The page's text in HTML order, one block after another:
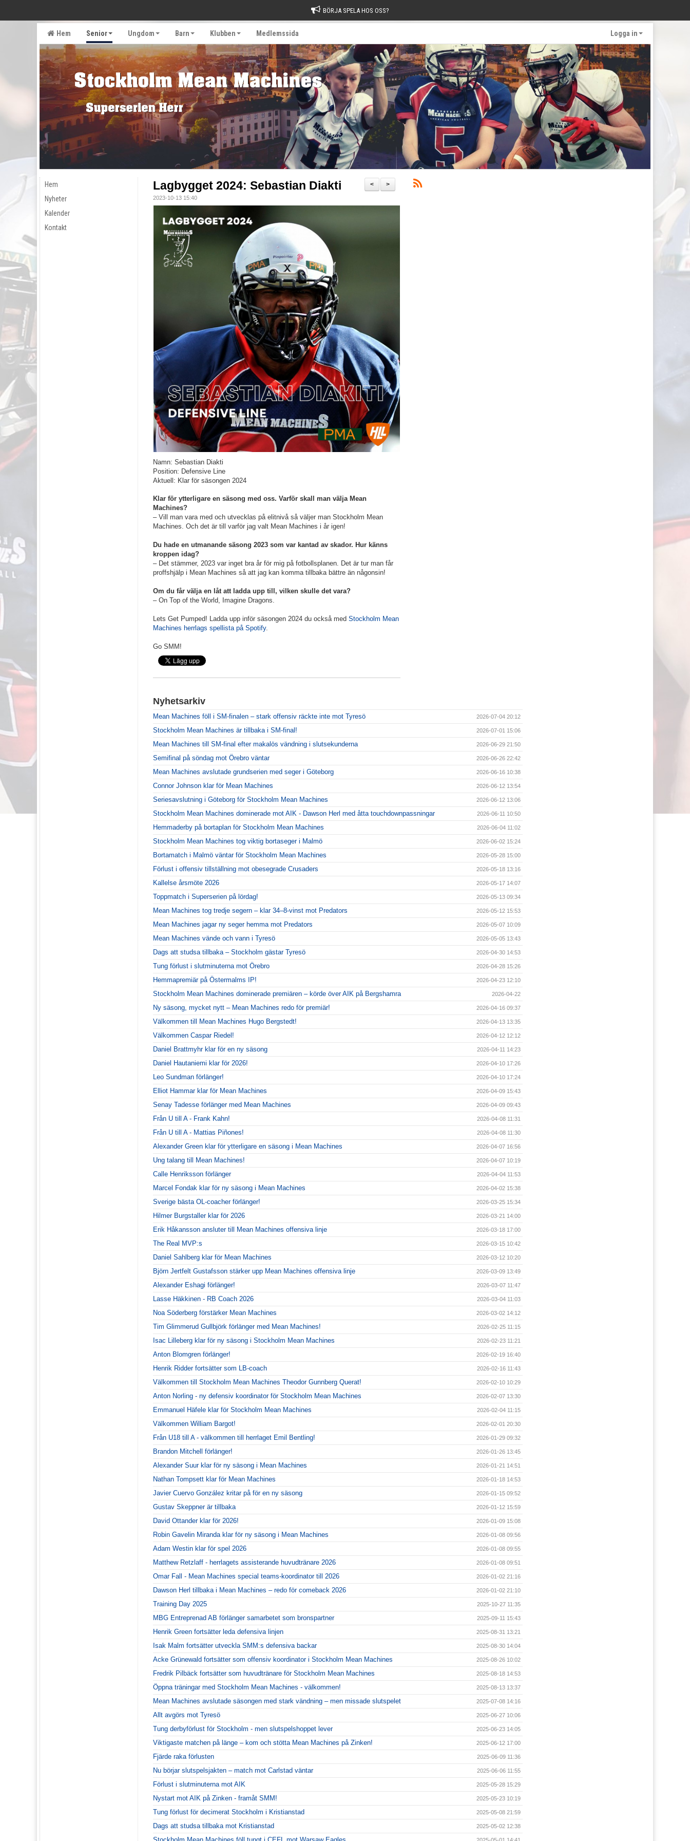
BÖRJA SPELA HOS OSS?
Hem Senior Ungdom Barn Klubben Medlemssida Logga in
Hem
Nyheter
Kalender
Kontakt
>
<
Lagbygget 2024: Sebastian Diakti
2023-10-13 15:40
Namn: Sebastian Diakti
Position: Defensive Line
Aktuell: Klar för säsongen 2024
Klar för ytterligare en säsong med oss. Varför skall man välja Mean
Machines?
– Vill man vara med och utvecklas på elitnivå så väljer man Stockholm Mean
Machines. Och det är till varför jag valt Mean Machines i år igen!
Du hade en utmanande säsong 2023 som var kantad av skador. Hur känns
kroppen idag?
– Det stämmer, 2023 var inget bra år för mig på fotbollsplanen. Det är tur man får
proffshjälp i Mean Machines så att jag kan komma tillbaka bättre än någonsin!
Om du får välja en låt att ladda upp till, vilken skulle det vara?
– On Top of the World, Imagine Dragons.
Lets Get Pumped! Ladda upp inför säsongen 2024 du också med Stockholm Mean
Machines herrlags spellista på Spotify.
Go SMM!
Nyhetsarkiv
Mean Machines föll i SM-finalen – stark offensiv räckte inte mot Tyresö 2026-07-04 20:12
Stockholm Mean Machines är tillbaka i SM-final! 2026-07-01 15:06
Mean Machines till SM-final efter makalös vändning i slutsekunderna 2026-06-29 21:50
Semifinal på söndag mot Örebro väntar 2026-06-26 22:42
Mean Machines avslutade grundserien med seger i Göteborg 2026-06-16 10:38
Connor Johnson klar för Mean Machines 2026-06-12 13:54
Seriesavslutning i Göteborg för Stockholm Mean Machines 2026-06-12 13:06
Stockholm Mean Machines dominerade mot AIK - Dawson Herl med åtta touchdownpassningar 2026-06-11 10:50
Hemmaderby på bortaplan för Stockholm Mean Machines 2026-06-04 11:02
Stockholm Mean Machines tog viktig bortaseger i Malmö 2026-06-02 15:24
Bortamatch i Malmö väntar för Stockholm Mean Machines 2026-05-28 15:00
Förlust i offensiv tillställning mot obesegrade Crusaders 2026-05-18 13:16
Kallelse årsmöte 2026 2026-05-17 14:07
Toppmatch i Superserien på lördag! 2026-05-13 09:34
Mean Machines tog tredje segern – klar 34–8-vinst mot Predators 2026-05-12 15:53
Mean Machines jagar ny seger hemma mot Predators 2026-05-07 10:09
Mean Machines vände och vann i Tyresö 2026-05-05 13:43
Dags att studsa tillbaka – Stockholm gästar Tyresö 2026-04-30 14:53
Tung förlust i slutminuterna mot Örebro 2026-04-28 15:26
Hemmapremiär på Östermalms IP! 2026-04-23 12:10
Stockholm Mean Machines dominerade premiären – körde över AIK på Bergshamra 2026-04-22
Ny säsong, mycket nytt – Mean Machines redo för premiär! 2026-04-16 09:37
Välkommen till Mean Machines Hugo Bergstedt! 2026-04-13 13:35
Välkommen Caspar Riedel! 2026-04-12 12:12
Daniel Brattmyhr klar för en ny säsong 2026-04-11 14:23
Daniel Hautaniemi klar för 2026! 2026-04-10 17:26
Leo Sundman förlänger! 2026-04-10 17:24
Elliot Hammar klar för Mean Machines 2026-04-09 15:43
Senay Tadesse förlänger med Mean Machines 2026-04-09 09:43
Från U till A - Frank Kahn! 2026-04-08 11:31
Från U till A - Mattias Piñones! 2026-04-08 11:30
Alexander Green klar för ytterligare en säsong i Mean Machines 2026-04-07 16:56
Ung talang till Mean Machines! 2026-04-07 10:19
Calle Henriksson förlänger 2026-04-04 11:53
Marcel Fondak klar för ny säsong i Mean Machines 2026-04-02 15:38
Sverige bästa OL-coacher förlänger! 2026-03-25 15:34
Hilmer Burgstaller klar för 2026 2026-03-21 14:00
Erik Håkansson ansluter till Mean Machines offensiva linje 2026-03-18 17:00
The Real MVP:s 2026-03-15 10:42
Daniel Sahlberg klar för Mean Machines 2026-03-12 10:20
Björn Jertfelt Gustafsson stärker upp Mean Machines offensiva linje 2026-03-09 13:49
Alexander Eshagi förlänger! 2026-03-07 11:47
Lasse Häkkinen - RB Coach 2026 2026-03-04 11:03
Noa Söderberg förstärker Mean Machines 2026-03-02 14:12
Tim Glimmerud Gullbjörk förlänger med Mean Machines! 2026-02-25 11:15
Isac Lilleberg klar för ny säsong i Stockholm Mean Machines 2026-02-23 11:21
Anton Blomgren förlänger! 2026-02-19 16:40
Henrik Ridder fortsätter som LB-coach 2026-02-16 11:43
Välkommen till Stockholm Mean Machines Theodor Gunnberg Querat! 2026-02-10 10:29
Anton Norling - ny defensiv koordinator för Stockholm Mean Machines 2026-02-07 13:30
Emmanuel Häfele klar för Stockholm Mean Machines 2026-02-04 11:15
Välkommen William Bargot! 2026-02-01 20:30
Från U18 till A - välkommen till herrlaget Emil Bentling! 2026-01-29 09:32
Brandon Mitchell förlänger! 2026-01-26 13:45
Alexander Suur klar för ny säsong i Mean Machines 2026-01-21 14:51
Nathan Tompsett klar för Mean Machines 2026-01-18 14:53
Javier Cuervo González kritar på för en ny säsong 2026-01-15 09:52
Gustav Skeppner är tillbaka 2026-01-12 15:59
David Ottander klar för 2026! 2026-01-09 15:08
Robin Gavelin Miranda klar för ny säsong i Mean Machines 2026-01-08 09:56
Adam Westin klar för spel 2026 2026-01-08 09:55
Matthew Retzlaff - herrlagets assisterande huvudtränare 2026 2026-01-08 09:51
Omar Fall - Mean Machines special teams-koordinator till 2026 2026-01-02 21:16
Dawson Herl tillbaka i Mean Machines – redo för comeback 2026 2026-01-02 21:10
Training Day 2025 2025-10-27 11:35
MBG Entreprenad AB förlänger samarbetet som bronspartner 2025-09-11 15:43
Henrik Green fortsätter leda defensiva linjen 2025-08-31 13:21
Isak Malm fortsätter utveckla SMM:s defensiva backar 2025-08-30 14:04
Acke Grünewald fortsätter som offensiv koordinator i Stockholm Mean Machines 2025-08-26 10:02
Fredrik Pilbäck fortsätter som huvudtränare för Stockholm Mean Machines 2025-08-18 14:53
Öppna träningar med Stockholm Mean Machines - välkommen! 2025-08-13 13:37
Mean Machines avslutade säsongen med stark vändning – men missade slutspelet 2025-07-08 14:16
Allt avgörs mot Tyresö 2025-06-27 10:06
Tung derbyförlust för Stockholm - men slutspelshoppet lever 2025-06-23 14:05
Viktigaste matchen på länge – kom och stötta Mean Machines på Zinken! 2025-06-12 17:00
Fjärde raka förlusten 2025-06-09 11:36
Nu börjar slutspelsjakten – match mot Carlstad väntar 2025-06-06 11:55
Förlust i slutminuterna mot AIK 2025-05-28 15:29
Nystart mot AIK på Zinken - framåt SMM! 2025-05-23 10:19
Tung förlust för decimerat Stockholm i Kristianstad 2025-05-08 21:59
Dags att studsa tillbaka mot Kristianstad 2025-05-02 12:38